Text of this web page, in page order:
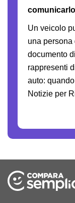
Un veicolo
una persona
documento
rappresenti
auto:
Notizie per